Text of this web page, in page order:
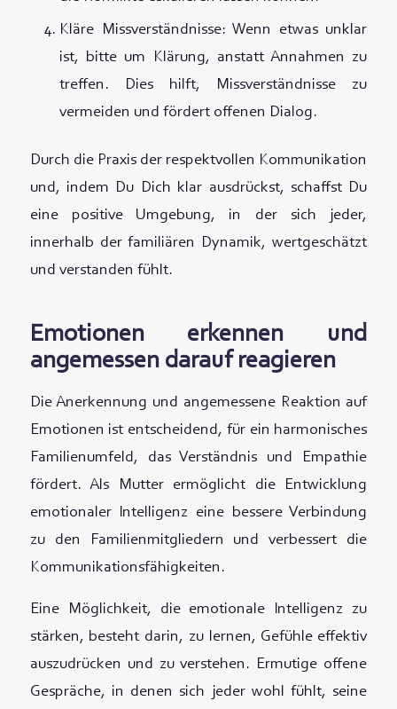
Kläre Missverständnisse: Wenn etwas unklar
ist, bitte um Klärung, anstatt Annahmen zu
treffen. Dies hilft, Missverständnisse zu
vermeiden und fördert offenen Dialog.
Durch die Praxis der respektvollen Kommunikation
und, indem Du Dich klar ausdrückst, schaffst Du
eine positive Umgebung, in der sich jeder,
innerhalb der familiären Dynamik, wertgeschätzt
und verstanden fühlt.
Emotionen erkennen und
angemessen darauf reagieren
Die Anerkennung und angemessene Reaktion auf
Emotionen ist entscheidend, für ein harmonisches
Familienumfeld, das Verständnis und Empathie
fördert. Als Mutter ermöglicht die Entwicklung
emotionaler Intelligenz eine bessere Verbindung
zu den Familienmitgliedern und verbessert die
Kommunikationsfähigkeiten.
Eine Möglichkeit, die emotionale Intelligenz zu
stärken, besteht darin, zu lernen, Gefühle effektiv
auszudrücken und zu verstehen. Ermutige offene
Gespräche, in denen sich jeder wohl fühlt, seine